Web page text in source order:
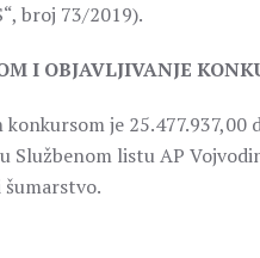
broj 73/2019).
I OBJAVLJIVANJE
je 25.477.937,00
Službenom listu AP